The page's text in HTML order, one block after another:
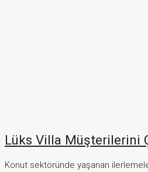
Lüks Villa Müşterilerini
Konut sektöründe yaşanan